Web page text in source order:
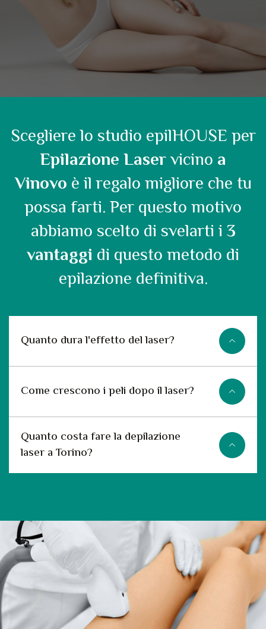
Scegliere lo studio epilHOUSE per
Epilazione Laservicino a
Vinovo è il regalo migliore che tu
possa farti. Per questo motivo
abbiamo scelto di svelarti i 3
vantaggi di questo metodo di
epilazione definitiva.
Quanto dura l'effetto del laser?
Come crescono i peli dopo il laser?
Quanto costa fare la depilazione
laser a Torino?